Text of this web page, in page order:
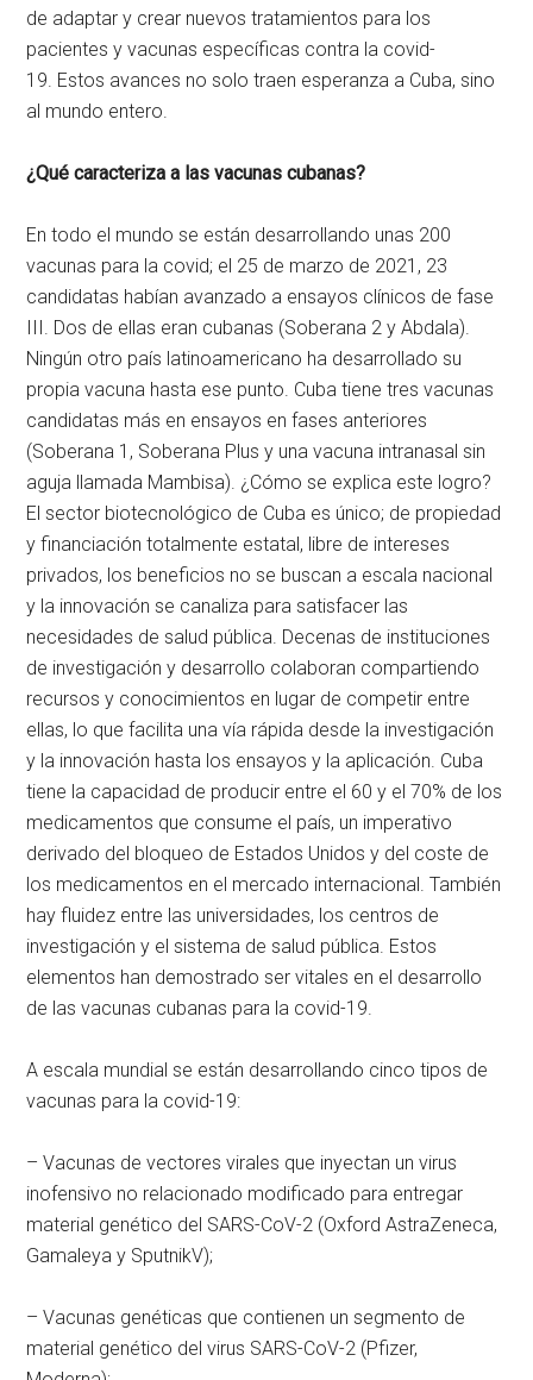
de adaptar y crear nuevos tratamientos para los
pacientes y vacunas específicas contra la covid-
19. Estos avances no solo traen esperanza a Cuba, sino
al mundo entero.
¿Qué caracteriza a las vacunas cubanas?
En todo el mundo se están desarrollando unas 200
vacunas para la covid; el 25 de marzo de 2021, 23
candidatas habían avanzado a ensayos clínicos de fase
III. Dos de ellas eran cubanas (Soberana 2 y Abdala).
Ningún otro país latinoamericano ha desarrollado su
propia vacuna hasta ese punto. Cuba tiene tres vacunas
candidatas más en ensayos en fases anteriores
(Soberana 1, Soberana Plus y una vacuna intranasal sin
aguja llamada Mambisa). ¿Cómo se explica este logro?
El sector biotecnológico de Cuba es único; de propiedad
y financiación totalmente estatal, libre de intereses
privados, los beneficios no se buscan a escala nacional
y la innovación se canaliza para satisfacer las
necesidades de salud pública. Decenas de instituciones
de investigación y desarrollo colaboran compartiendo
recursos y conocimientos en lugar de competir entre
ellas, lo que facilita una vía rápida desde la investigación
y la innovación hasta los ensayos y la aplicación. Cuba
tiene la capacidad de producir entre el 60 y el 70% de los
medicamentos que consume el país, un imperativo
derivado del bloqueo de Estados Unidos y del coste de
los medicamentos en el mercado internacional. También
hay fluidez entre las universidades, los centros de
investigación y el sistema de salud pública. Estos
elementos han demostrado ser vitales en el desarrollo
de las vacunas cubanas para la covid-19.
A escala mundial se están desarrollando cinco tipos de
vacunas para la covid-19:
– Vacunas de vectores virales que inyectan un virus
inofensivo no relacionado modificado para entregar
material genético del SARS-CoV-2 (Oxford AstraZeneca,
Gamaleya y SputnikV);
– Vacunas genéticas que contienen un segmento de
material genético del virus SARS-CoV-2 (Pfizer,